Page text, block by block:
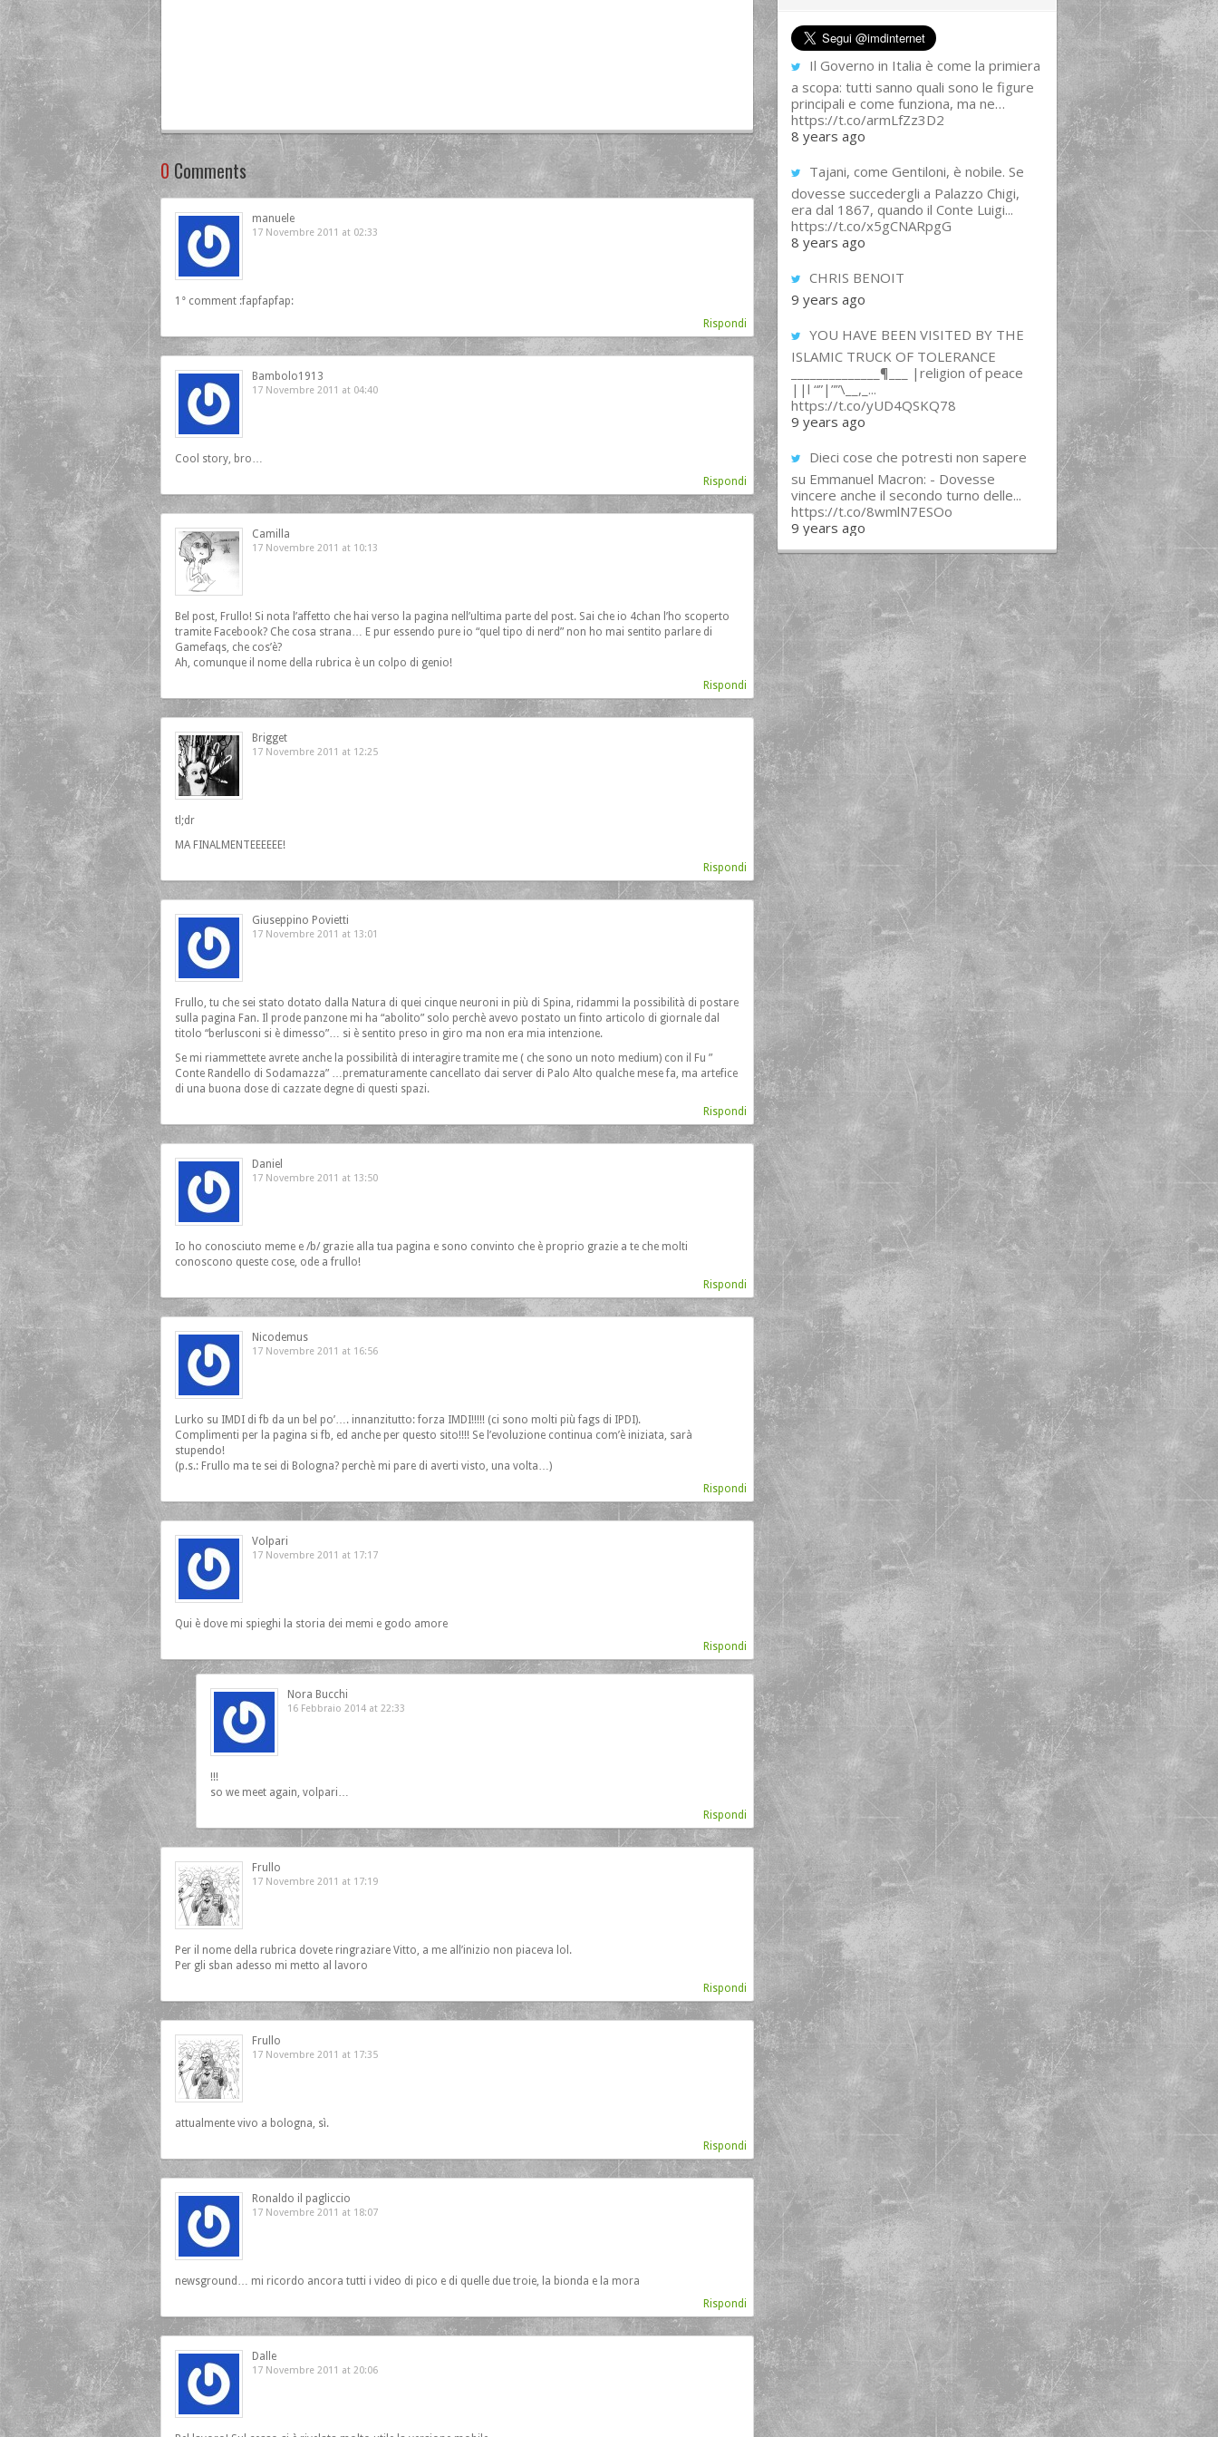
0 Comments
manuele
17 Novembre 2011 at 02:33
1° comment :fapfapfap:
Rispondi
Bambolo1913
17 Novembre 2011 at 04:40
Cool story, bro…
Rispondi
Camilla
17 Novembre 2011 at 10:13
Bel post, Frullo! Si nota l’affetto che hai verso la pagina nell’ultima parte del post. Sai che io 4chan l’ho scoperto
tramite Facebook? Che cosa strana… E pur essendo pure io “quel tipo di nerd” non ho mai sentito parlare di
Gamefaqs, che cos’è?
Ah, comunque il nome della rubrica è un colpo di genio!
Rispondi
Brigget
17 Novembre 2011 at 12:25
tl;dr
MA FINALMENTEEEEEE!
Rispondi
Giuseppino Povietti
17 Novembre 2011 at 13:01
Frullo, tu che sei stato dotato dalla Natura di quei cinque neuroni in più di Spina, ridammi la possibilità di postare
sulla pagina Fan. Il prode panzone mi ha “abolito” solo perchè avevo postato un finto articolo di giornale dal
titolo “berlusconi si è dimesso”… si è sentito preso in giro ma non era mia intenzione.
Se mi riammettete avrete anche la possibilità di interagire tramite me ( che sono un noto medium) con il Fu ”
Conte Randello di Sodamazza” …prematuramente cancellato dai server di Palo Alto qualche mese fa, ma artefice
di una buona dose di cazzate degne di questi spazi.
Rispondi
Daniel
17 Novembre 2011 at 13:50
Io ho conosciuto meme e /b/ grazie alla tua pagina e sono convinto che è proprio grazie a te che molti
conoscono queste cose, ode a frullo!
Rispondi
Nicodemus
17 Novembre 2011 at 16:56
Lurko su IMDI di fb da un bel po’…. innanzitutto: forza IMDI!!!!! (ci sono molti più fags di IPDI).
Complimenti per la pagina si fb, ed anche per questo sito!!!! Se l’evoluzione continua com’è iniziata, sarà
stupendo!
(p.s.: Frullo ma te sei di Bologna? perchè mi pare di averti visto, una volta…)
Rispondi
Volpari
17 Novembre 2011 at 17:17
Qui è dove mi spieghi la storia dei memi e godo amore
Rispondi
Nora Bucchi
16 Febbraio 2014 at 22:33
!!!
so we meet again, volpari…
Rispondi
Frullo
17 Novembre 2011 at 17:19
Per il nome della rubrica dovete ringraziare Vitto, a me all’inizio non piaceva lol.
Per gli sban adesso mi metto al lavoro
Rispondi
Frullo
17 Novembre 2011 at 17:35
attualmente vivo a bologna, sì.
Rispondi
Ronaldo il pagliccio
17 Novembre 2011 at 18:07
newsground… mi ricordo ancora tutti i video di pico e di quelle due troie, la bionda e la mora
Rispondi
Dalle
17 Novembre 2011 at 20:06
Il Governo in Italia è come la primiera
a scopa: tutti sanno quali sono le figure
principali e come funziona, ma ne…
https://t.co/armLfZz3D2
8 years ago
Tajani, come Gentiloni, è nobile. Se
dovesse succedergli a Palazzo Chigi,
era dal 1867, quando il Conte Luigi...
https://t.co/x5gCNARpgG
8 years ago
CHRIS BENOIT
9 years ago
YOU HAVE BEEN VISITED BY THE
ISLAMIC TRUCK OF TOLERANCE
______________¶___ |religion of peace
||l “”|””\__,_...
https://t.co/yUD4QSKQ78
9 years ago
Dieci cose che potresti non sapere
su Emmanuel Macron: - Dovesse
vincere anche il secondo turno delle...
https://t.co/8wmlN7ESOo
9 years ago